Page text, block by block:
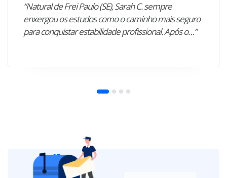
“Natural de Frei Paulo (SE), Sarah C. sempre
enxergou os estudos como o caminho mais seguro
para conquistar estabilidade profissional. Após o…”